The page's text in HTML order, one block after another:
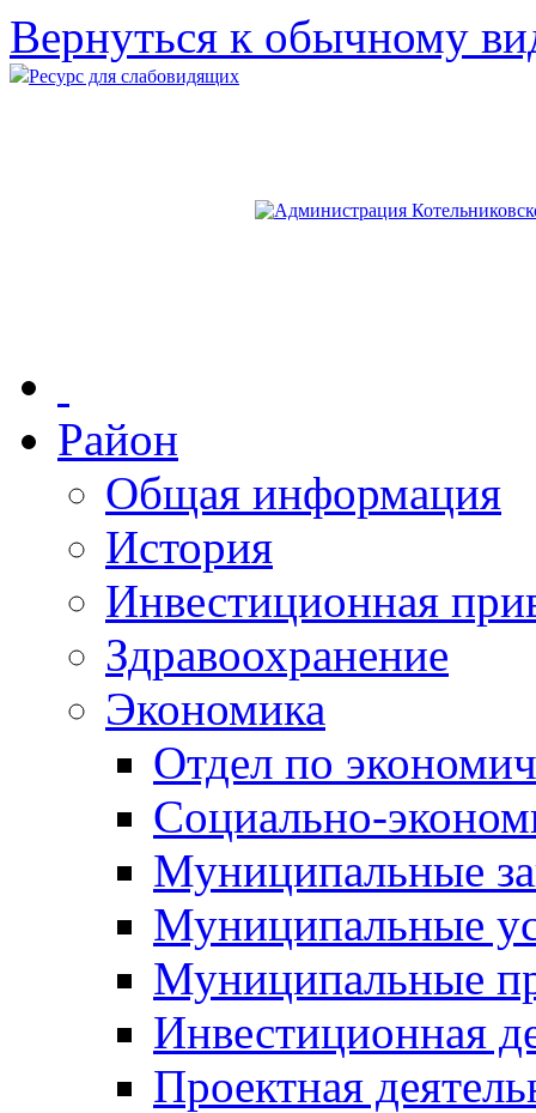
Вернуться к обычному
Ресурс для слабовидящих
Район
Общая информация
История
Инвестиционная
Здравоохранение
Экономика
Отдел по
Социально-
Муниципальные
Муниципальные
Муниципальные
Инвестиционная
Проектная